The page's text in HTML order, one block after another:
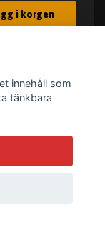
i korgen
innehåll som
tänkbara